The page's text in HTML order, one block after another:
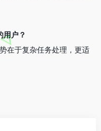
用户？
在于复杂任务处理，更适